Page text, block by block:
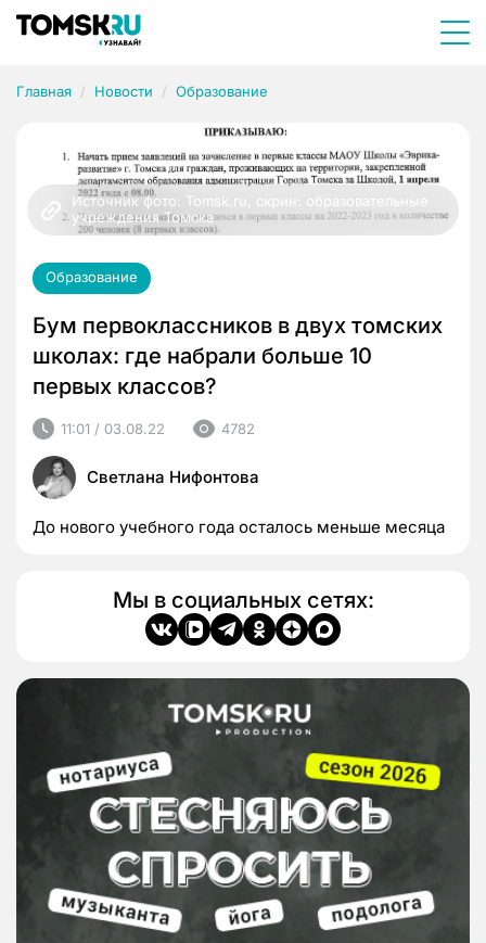
Главная Новости Образование
Источник фото: Tomsk.ru, скрин: образовательные
учреждения Томска
Образование
Бум первоклассников в двух томских
школах: где набрали больше 10
первых классов?
11:01 / 03.08.22 4782
Светлана Нифонтова
До нового учебного года осталось меньше месяца
Мы в социальных сетях: